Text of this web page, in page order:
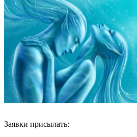
Заявки присылать: